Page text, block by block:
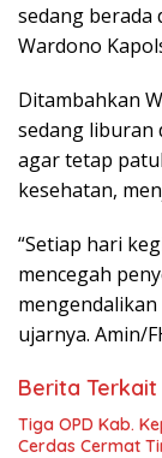
sedang berada
Wardono
Ditambahkan
sedang liburan
agar tetap
kesehatan,
“Setiap hari
mencegah
ujarnya. Amin/
Berita Terkait
Tiga OPD Kab.
Cerdas Cermat